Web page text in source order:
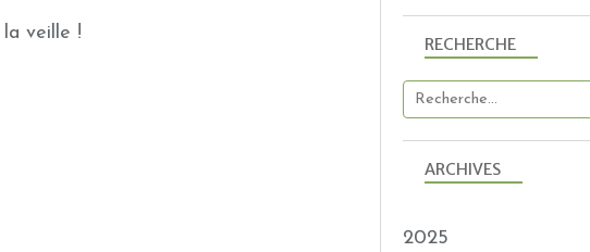
la veille !
RECHERCHE
ARCHIVES
2025